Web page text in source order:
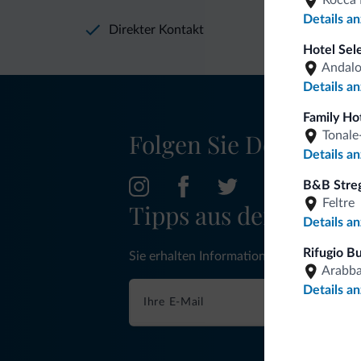
Details
Hotel
Andalo
Details
Family
Details
B&B
Feltre
Details
Rifugio
Arabba
Details
Direkter Kontakt
Folgen Sie
Tipps aus den
Sie erhalten Informationen, exklusive